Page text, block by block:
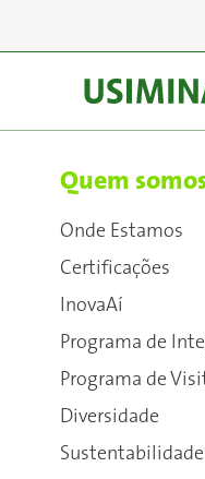
Quem
Onde Estamos
Certificações
InovaAí
Programa de
Programa de
Diversidade
Sustentabilidade